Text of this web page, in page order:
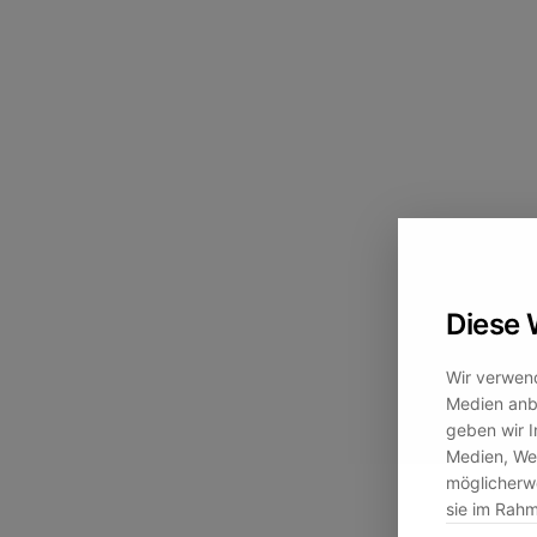
Diese
Wir
Medien
geben wir
Medien,
sie im